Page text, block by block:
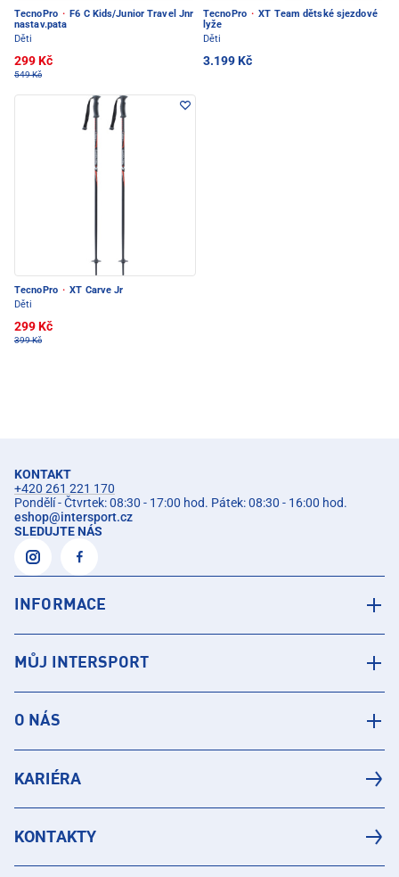
TecnoPro · F6 C Kids/Junior Travel Jnr
nastav.pata
Děti
299 Kč
549 Kč
TecnoPro · XT Team dětské sjezdové
lyže
Děti
3.199 Kč
TecnoPro · XT Carve Jr
Děti
299 Kč
399 Kč
KONTAKT
+420 261 221 170
Pondělí - Čtvrtek: 08:30 - 17:00 hod. Pátek: 08:30 - 16:00 hod.
eshop@intersport.cz
SLEDUJTE NÁS
INFORMACE
MŮJ INTERSPORT
O NÁS
KARIÉRA
KONTAKTY